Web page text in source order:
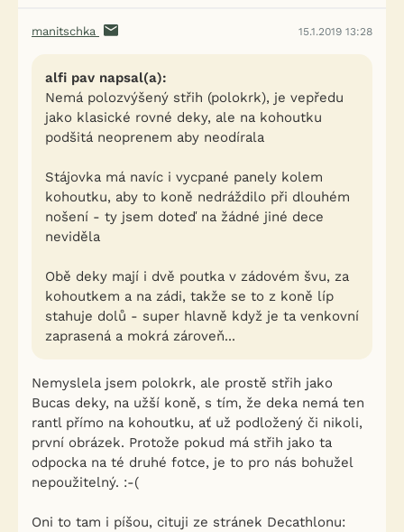
manitschka 15.1.2019 13:28
alfi pav napsal(a):
Nemá polozvýšený střih (polokrk), je vepředu
jako klasické rovné deky, ale na kohoutku
podšitá neoprenem aby neodírala
Stájovka má navíc i vycpané panely kolem
kohoutku, aby to koně nedráždilo při dlouhém
nošení - ty jsem doteď na žádné jiné dece
neviděla
Obě deky mají i dvě poutka v zádovém švu, za
kohoutkem a na zádi, takže se to z koně líp
stahuje dolů - super hlavně když je ta venkovní
zaprasená a mokrá zároveň...
Nemyslela jsem polokrk, ale prostě střih jako
Bucas deky, na užší koně, s tím, že deka nemá ten
rantl přímo na kohoutku, ať už podložený či nikoli,
první obrázek. Protože pokud má střih jako ta
odpocka na té druhé fotce, je to pro nás bohužel
nepoužitelný. :-(
Oni to tam i píšou, cituji ze stránek Decathlonu: